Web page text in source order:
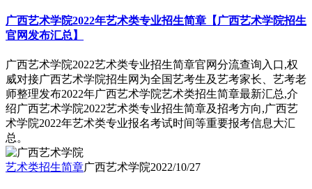
广西艺术学院2022年艺术类专业招生简章【广西艺术学院招生
官网发布汇总】
广西艺术学院2022艺术类专业招生简章官网分流查询入口,权
威对接广西艺术学院招生网为全国艺考生及艺考家长、艺考老
师整理发布2022年广西艺术学院艺术类招生简章最新汇总,介
绍广西艺术学院2022艺术类专业招生简章及招考方向,广西艺
术学院2022年艺术类专业报名考试时间等重要报考信息大汇
总。
艺术类招生简章广西艺术学院2022/10/27